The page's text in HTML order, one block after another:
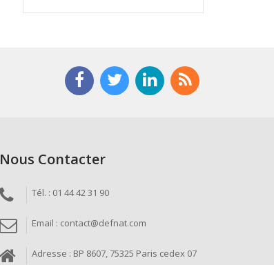
Nous Contacter
Tél. : 01 44 42 31 90
Email : contact@defnat.com
Adresse : BP 8607, 75325 Paris cedex 07